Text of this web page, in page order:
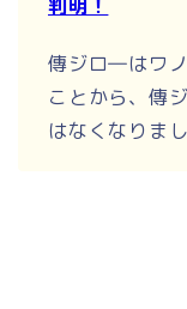
判明！
傳ジロ―はワ
ことから、傳
はなくなりまし